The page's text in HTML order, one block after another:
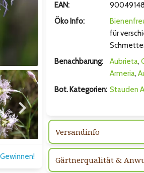
Zum nächsten Bild
EAN:
Öko Info:
für
Benachbarung:
Aubrieta,
Armeria,
Bot. Kategorien: Stauden
Versandinfo
Gärtnerqualität &